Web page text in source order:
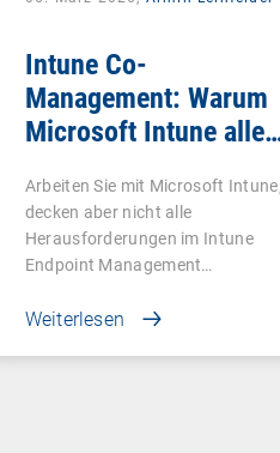
Intune Co-
Management: Warum
Microsoft Intune
Arbeiten Sie mit Microsoft
decken aber nicht alle
Herausforderungen im Intune
Endpoint Management…
Weiterlesen